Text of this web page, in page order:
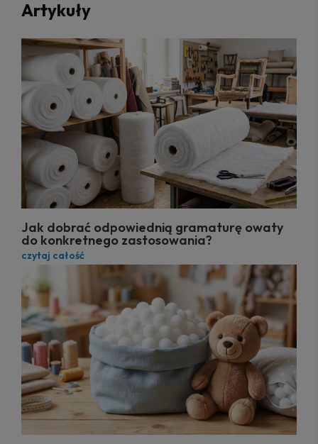
Artykuły
Jak dobrać odpowiednią gramaturę owaty
do konkretnego zastosowania?
czytaj całość